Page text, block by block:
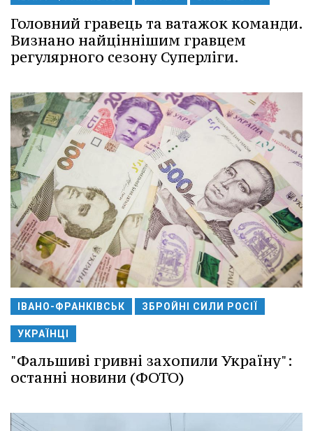
Головний гравець та ватажок команди.
Визнано найціннішим гравцем
регулярного сезону Суперліги.
ІВАНО-ФРАНКІВСЬК ЗБРОЙНІ СИЛИ РОСІЇ
УКРАЇНЦІ
"Фальшиві гривні захопили Україну":
останні новини (ФОТО)